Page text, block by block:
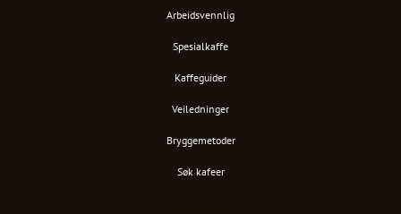
Arbeidsvennlig
Spesialkaffe
Kaffeguider
Veiledninger
Bryggemetoder
Søk kafeer